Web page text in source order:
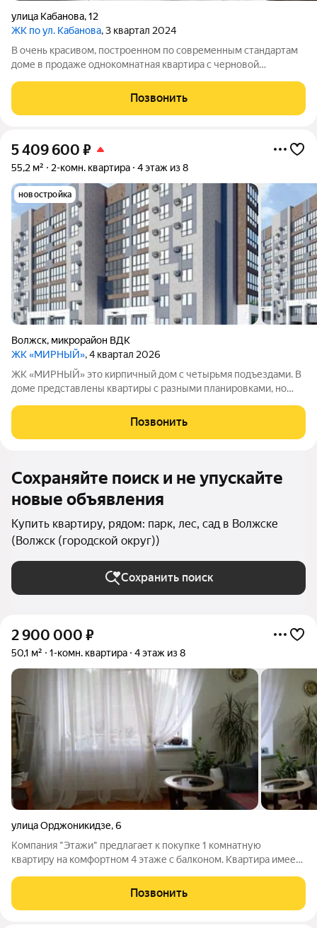
улица Кабанова,12
ЖК по ул. Кабанова, 3 квартал 2024
В очень красивом, построенном по современным стандартам
доме в продаже однокомнатная квартира с черновой
Позвонить
5 409 600 ₽
55,2 м² 2-комн. квартира 4 этаж из 8
новостройка
Волжск, микрорайон ВДК
ЖК «МИРНЫЙ», 4 квартал 2026
ЖК «МИРНЫЙ» это кирпичный дом с четырьмя подъездами. В
доме представлены квартиры с разными планировками, но
обустроены детские игровые
Позвонить
Сохраняйте поиск и не упускайте
новые объявления
Купить квартиру, рядом: парк, лес, сад в Волжске
(Волжск (городской округ))
Сохранить поиск
2 900 000 ₽
50,1 м² 1-комн. квартира 4 этаж из 8
улица Орджоникидзе,6
Компания "Этажи" предлагает к покупке 1 комнатную
квартиру на комфортном 4 этаже с балконом. Квартира имеет
город и лесной массив. Квартира с современным ремонтом:
натяжные потолки в комнатах,
Позвонить